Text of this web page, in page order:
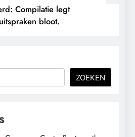
Compilatie legt
bloot.
ZOEKEN